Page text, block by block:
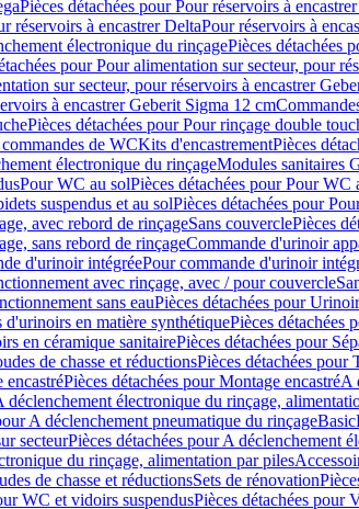
Pièces détachées pour Pour réservoirs à
réservoirs à encastrer DeltaPour réservoirs à
électronique du rinçagePièces détachées
pour Pour alimentation sur secteur, pour
sur secteur, pour réservoirs à encastrer
à encastrer Geberit Sigma 12 cm
Pièces détachées pour Pour rinçage double
de WCKits d'encastrementPièces
électronique du rinçageModules sanitaires
Pour WC au solPièces détachées pour Pour WC
suspendus et au solPièces détachées pour
avec rebord de rinçageSans couverclePièces
sans rebord de rinçageCommande d'urinoir
d'urinoir intégréePour commande d'urinoir
avec rinçage, avec / pour couvercle
sans eauPièces détachées pour
d'urinoirs en matière synthétiquePièces détachées
en céramique sanitairePièces détachées pour
de chasse et réductionsPièces détachées pour
encastréPièces détachées pour Montage encastréA
déclenchement électronique du rinçage,
A déclenchement pneumatique du rinçageBasic
secteurPièces détachées pour A déclenchement
du rinçage, alimentation par piles
de chasse et réductionsSets de rénovation
WC et vidoirs suspendusPièces détachées pour